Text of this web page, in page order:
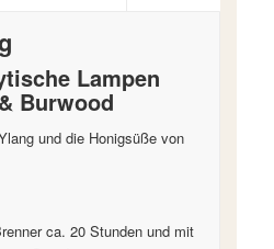
Lampen
Burwood
und die Honigsüße von
ca. 20 Stunden und mit